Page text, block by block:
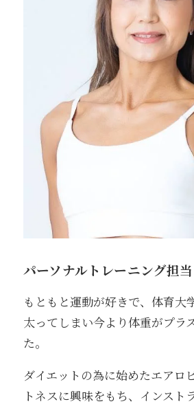
パーソナルトレーニング担当
もともと運動が好きで、体育大
太ってしまい今より体重がプラ
た。
ダイエットの為に始めたエアロ
トネスに興味をもち、インスト